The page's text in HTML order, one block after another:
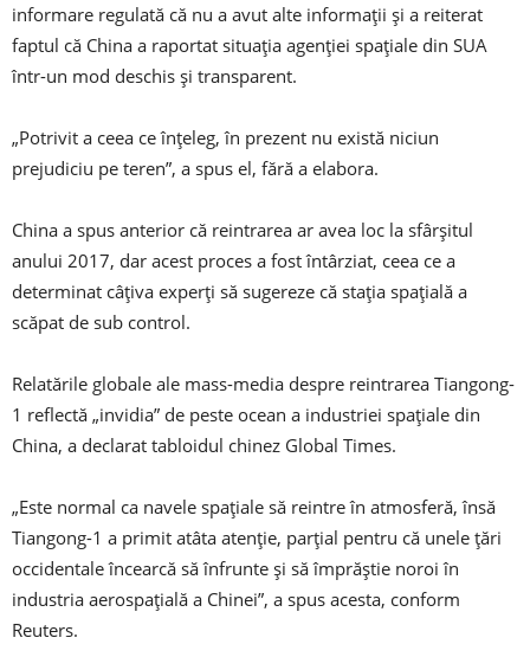
informare regulată că nu a avut alte informații și a reiterat
faptul că China a raportat situația agenției spațiale din SUA
într-un mod deschis și transparent.
„Potrivit a ceea ce înțeleg, în prezent nu există niciun
prejudiciu pe teren”, a spus el, fără a elabora.
China a spus anterior că reintrarea ar avea loc la sfârșitul
anului 2017, dar acest proces a fost întârziat, ceea ce a
determinat câțiva experți să sugereze că stația spațială a
scăpat de sub control.
Relatările globale ale mass-media despre reintrarea Tiangong-
1 reflectă „invidia” de peste ocean a industriei spațiale din
China, a declarat tabloidul chinez Global Times.
„Este normal ca navele spațiale să reintre în atmosferă, însă
Tiangong-1 a primit atâta atenție, parțial pentru că unele țări
occidentale încearcă să înfrunte și să împrăștie noroi în
industria aerospațială a Chinei”, a spus acesta, conform
Reuters.